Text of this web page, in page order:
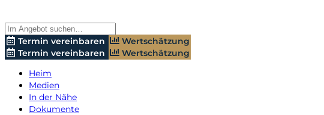
Termin vereinbaren
Wertschätzung
Termin vereinbaren
Wertschätzung
Heim
Medien
In der Nähe
Dokumente